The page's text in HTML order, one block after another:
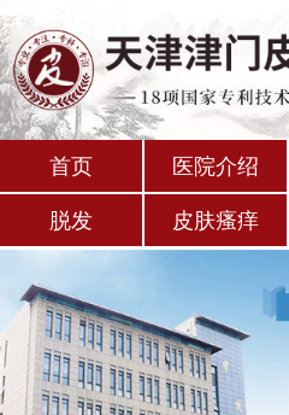
首页 医院介绍
脱发 皮肤瘙痒